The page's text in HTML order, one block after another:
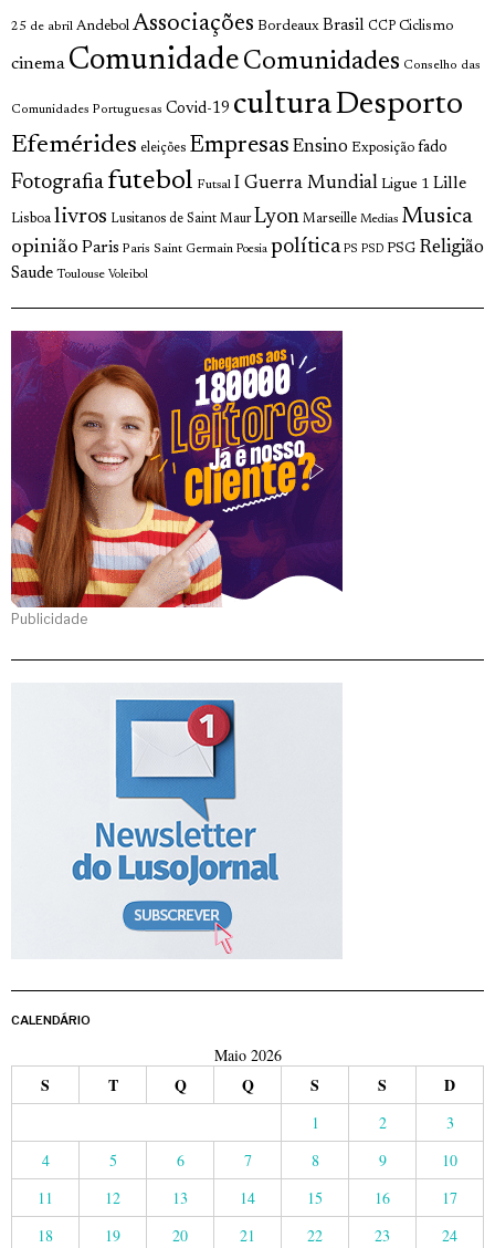
25 de abril Andebol Associações Bordeaux Brasil CCP Ciclismo
cinema Comunidade Comunidades Conselho das
Comunidades Portuguesas Covid-19 culturaDesporto
Efemérides eleições Empresas Ensino Exposição fado
Fotografia futebol Futsal I Guerra Mundial Ligue 1 Lille
Lisboa livros Lusitanos de Saint Maur Lyon Marseille Medias Musica
opinião Paris Paris Saint Germain Poesia política PS PSD PSG Religião
Saude Toulouse Voleibol
Publicidade
CALENDÁRIO
Maio 2026
S T Q Q S S D
1 2
3
4
5 6 7 8 9
10
11
12 13 14 15 16
17
18
19 20 21 22 23
24